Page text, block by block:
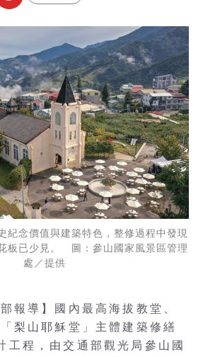
紀念價值與建築特色，整修過程中發現
板已少見。 圖：參山國家風景區管理
處／提供
報導】國內最高海拔教堂、
梨山耶穌堂」主體建築修繕
工程，由交通部觀光局參山國